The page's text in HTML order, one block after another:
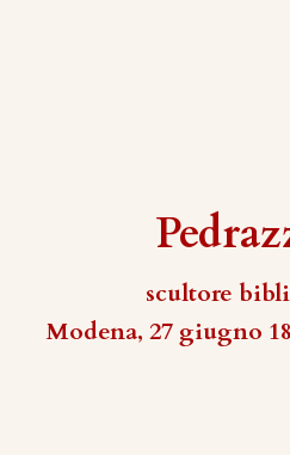
scultore
Modena, 27 giugno